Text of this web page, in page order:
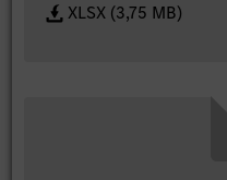
XLSX (3,75 MB)